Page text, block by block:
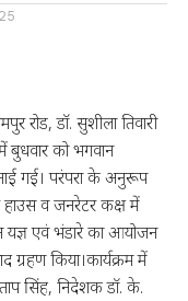
रोड, डॉ. सुशीला तिवारी
बुधवार को भगवान
गई। परंपरा के अनुरूप
हाउस व जनरेटर कक्ष में
यज्ञ एवं भंडारे का आयोजन
ग्रहण किया।कार्यक्रम में
सिंह, निदेशक डॉ. के.